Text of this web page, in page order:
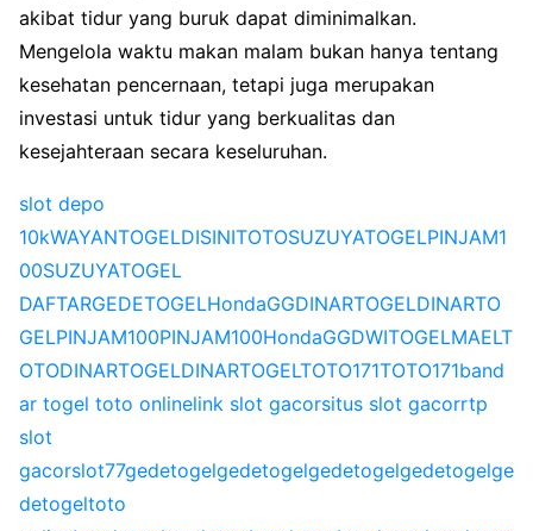
akibat tidur yang buruk dapat diminimalkan.
Mengelola waktu makan malam bukan hanya tentang
kesehatan pencernaan, tetapi juga merupakan
investasi untuk tidur yang berkualitas dan
kesejahteraan secara keseluruhan.
slot depo
10kWAYANTOGELDISINITOTOSUZUYATOGELPINJAM1
00SUZUYATOGEL
DAFTARGEDETOGELHondaGGDINARTOGELDINARTO
GELPINJAM100PINJAM100HondaGGDWITOGELMAELT
OTODINARTOGELDINARTOGELTOTO171TOTO171band
ar togel toto onlinelink slot gacorsitus slot gacorrtp
slot
gacorslot77gedetogelgedetogelgedetogelgedetogelge
detogeltoto